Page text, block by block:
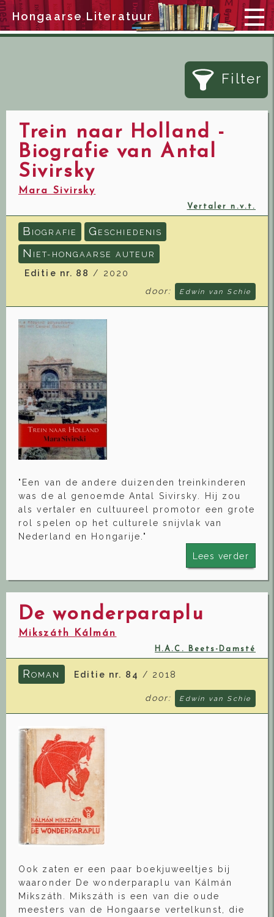
Filter
Trein naar Holland -
Biografie van Antal
Sivirsky
Mara Sivirsky
Vertaler n.v.t.
B IOGRAFIE G ESCHIEDENIS
N IET-HONGAARSE AUTEUR
Editie nr. 88
/ 2020
door:
Edwin van Schie
"Een van de andere duizenden treinkinderen
was de al genoemde Antal Sivirsky. Hij zou
als vertaler en cultuureel promotor een grote
rol spelen op het culturele snijvlak van
Nederland en Hongarije."
Lees verder
De wonderparaplu
Mikszáth Kálmán
H.A.C. Beets-Damsté
ROMAN Editie nr. 84 / 2018
door: Edwin van Schie
Ook zaten er een paar boekjuweeltjes bij
waaronder De wonderparaplu van Kálmán
Mikszáth. Mikszáth is een van die oude
meesters van de Hongaarse vertelkunst, die
Hongaarse Literatuur